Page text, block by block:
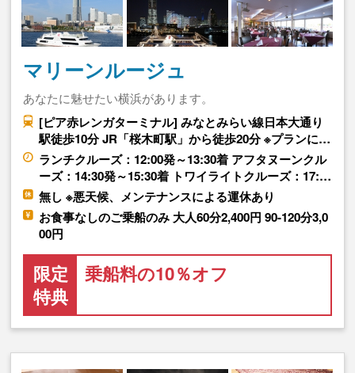
マリーンルージュ
あなたに魅せたい横浜があります。
[ピア赤レンガターミナル] みなとみらい線日本大通り
駅徒歩10分 JR「桜木町駅」から徒歩20分 ※プランに…
ランチクルーズ：12:00発～13:30着 アフタヌーンクル
ーズ：14:30発～15:30着 トワイライトクルーズ：17:…
無し ※悪天候、メンテナンスによる運休あり
お食事なしのご乗船のみ 大人60分2,400円 90-120分3,0
00円
限定
特典
乗船料の10％オフ